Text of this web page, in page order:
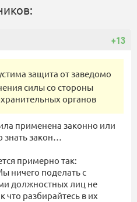
+13
защита от заведомо
силы со стороны
органов
применена законно или
знать закон…
примерно так:
ничего поделать с
должностных лиц не
разбирайтесь в их